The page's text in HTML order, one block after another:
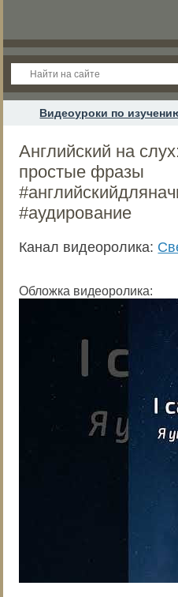
Видеоуроки по
Английский на
простые фразы
#аудирование
Канал видеоролика:
Обложка видеоролика: